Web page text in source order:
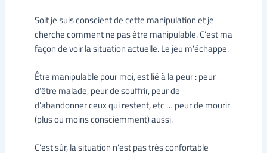
Soit je suis conscient de cette manipulation et je
cherche comment ne pas être manipulable. C’est ma
façon de voir la situation actuelle. Le jeu m’échappe.
Être manipulable pour moi, est lié à la peur : peur
d’être malade, peur de souffrir, peur de
d’abandonner ceux qui restent, etc … peur de mourir
(plus ou moins consciemment) aussi.
C’est sûr, la situation n’est pas très confortable